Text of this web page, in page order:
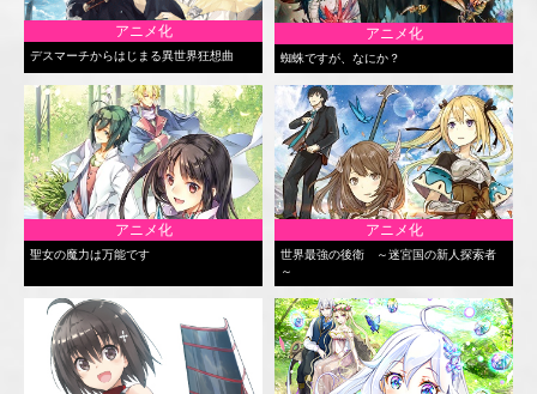
アニメ化
デスマーチからはじまる異世界狂想曲
アニメ化
蜘蛛ですが、なにか？
アニメ化
聖女の魔力は万能です
アニメ化
世界最強の後衛 ～迷宮国の新人探索者
～